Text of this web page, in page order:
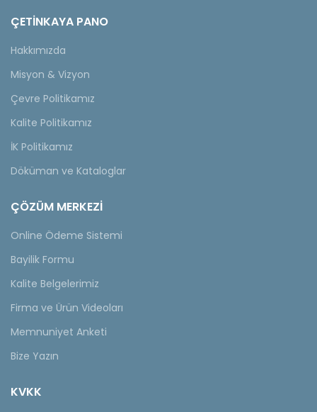
ÇETINKAYA PANO
Hakkımızda
Misyon & Vizyon
Çevre Politikamız
Kalite Politikamız
İK Politikamız
Döküman ve Kataloglar
ÇÖZÜM MERKEZİ
Online Ödeme Sistemi
Bayilik Formu
Kalite Belgelerimiz
Firma ve Ürün Videoları
Memnuniyet Anketi
Bize Yazın
KVKK